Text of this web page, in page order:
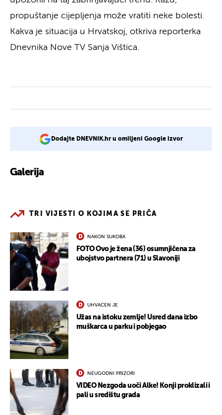
propuštanje cijepljenja može vratiti neke bolesti.
Kakva je situacija u Hrvatskoj, otkriva reporterka
Dnevnika Nove TV Sanja Vištica.
Dodajte DNEVNIK.hr u omiljeni Google izvor
Galerija
TRI VIJESTI O KOJIMA SE PRIČA
NAKON SUKOBA
FOTO Ovo je žena (36) osumnjičena za
ubojstvo partnera (71) u Slavoniji
UHVAĆEN JE
Užas na istoku zemlje! Usred dana izbo
muškarca u parku i pobjegao
NEUGODNI PRIZORI
VIDEO Nezgoda uoči Alke! Konji proklizali i
pali u središtu grada